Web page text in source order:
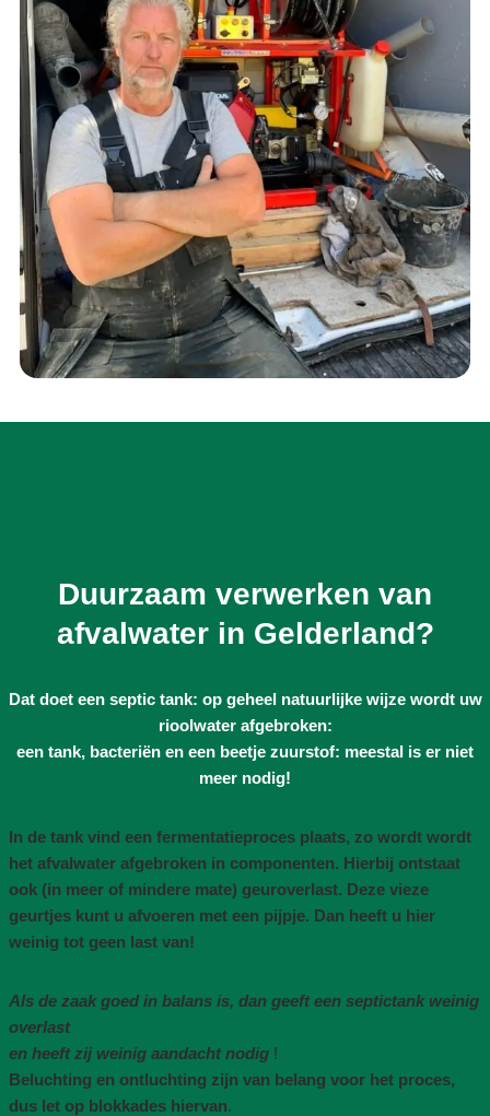
Duurzaam verwerken van
afvalwater in Gelderland?
Dat doet een septic tank: op geheel natuurlijke wijze wordt uw
rioolwater afgebroken:
een tank, bacteriën en een beetje zuurstof: meestal is er niet
meer nodig!
In de tank vind een fermentatieproces plaats, zo wordt wordt
het afvalwater afgebroken in componenten. Hierbij ontstaat
ook (in meer of mindere mate) geuroverlast. Deze vieze
geurtjes kunt u afvoeren met een pijpje. Dan heeft u hier
weinig tot geen last van!
Als de zaak goed in balans is, dan geeft een septictank weinig
overlast
en heeft zij weinig aandacht nodig !
Beluchting en ontluchting zijn van belang voor het proces,
dus let op blokkades hiervan.